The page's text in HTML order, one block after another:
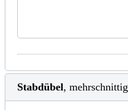
Stabdübel, mehrschnittig